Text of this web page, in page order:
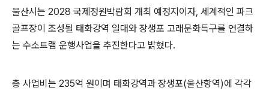
울산시는 2028 국제정원박람회 개최 예정지이자, 세계적인 파크
골프장이 조성될 태화강역 일대와 장생포 고래문화특구를 연결하
는 수소트램 운행사업을 추진한다고 밝혔다.
총 사업비는 235억 원이며 태화강역과 장생포(울산항역)에 각각